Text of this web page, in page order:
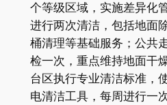
个等级区域，实施差异化
进行两次清洁，包括地面
桶清理等基础服务；公共
检一次，重点维持地面干
台区执行专业清洁标准，
电清洁工具，每周进行一